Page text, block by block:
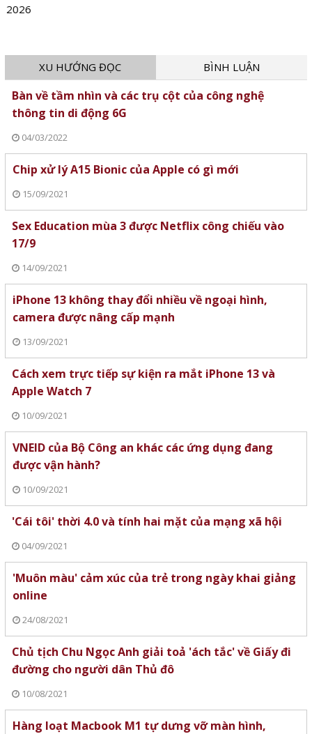
2026
XU HƯỚNG ĐỌC BÌNH LUẬN
Bàn về tầm nhìn và các trụ cột của công nghệ
thông tin di động 6G
04/03/2022
Chip xử lý A15 Bionic của Apple có gì mới
15/09/2021
Sex Education mùa 3 được Netflix công chiếu vào
17/9
14/09/2021
iPhone 13 không thay đổi nhiều về ngoại hình,
camera được nâng cấp mạnh
13/09/2021
Cách xem trực tiếp sự kiện ra mắt iPhone 13 và
Apple Watch 7
10/09/2021
VNEID của Bộ Công an khác các ứng dụng đang
được vận hành?
10/09/2021
'Cái tôi' thời 4.0 và tính hai mặt của mạng xã hội
04/09/2021
'Muôn màu' cảm xúc của trẻ trong ngày khai giảng
online
24/08/2021
Chủ tịch Chu Ngọc Anh giải toả 'ách tắc' về Giấy đi
đường cho người dân Thủ đô
10/08/2021
Hàng loạt Macbook M1 tự dưng vỡ màn hình,